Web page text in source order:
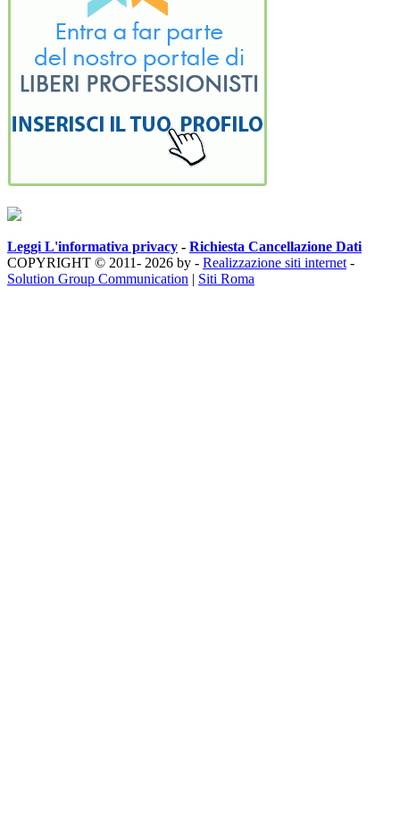
Leggi L'informativa privacy - Richiesta Cancellazione Dati
COPYRIGHT © 2011- 2026 by - Realizzazione siti internet -
Solution Group Communication | Siti Roma